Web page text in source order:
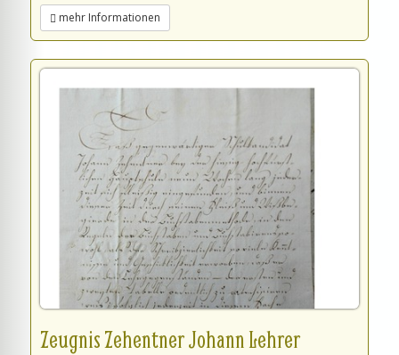
mehr Informationen
Zeugnis Zehentner Johann Lehrer